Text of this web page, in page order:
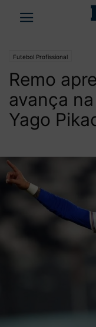
Futebol Profissional
Remo
avança
Yago